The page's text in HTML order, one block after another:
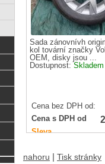
Sada zánovnívh
kol tovární značky
OEM, disky jsou ...
Dostupnost: Skladem
Cena bez DPH od:
Cena s DPH od
Sleva
nahoru | Tisk stránky